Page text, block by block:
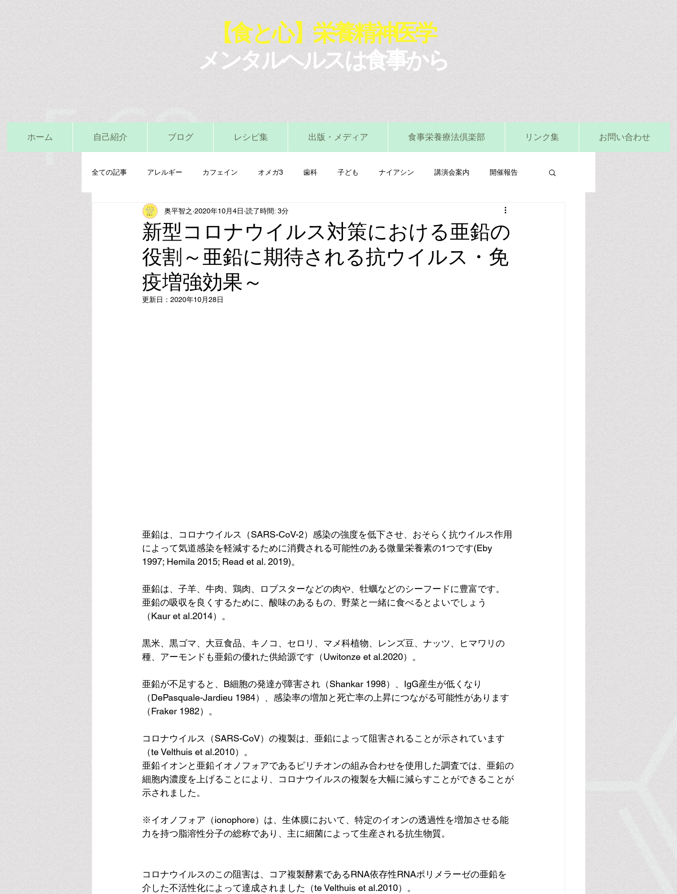
【食と心】栄養精神医学
メンタルヘルスは食事から
ホーム 自己紹介 ブログ レシピ集 出版・メディア 食事栄養療法倶楽部 リンク集 お問い合わせ
全ての記事 アレルギー カフェイン オメガ3 歯科 子ども ナイアシン 講演会案内 開催報告
栄養精神医学 鉄 亜鉛 マグネシウム
ビタミンE オキシトシン 血液栄養解析 漢方・鍼灸 食事・美容・レシピ 皮膚・腸管・グルテン・カゼイン
スポーツ・運動・睡眠 リラクゼーション
新型コロナウイルス対策における亜鉛の
役割～亜鉛に期待される抗ウイルス・免
疫増強効果～
奥平智之 2020年10月4日 読了時間: 3分
更新日： 2020年10月28日
亜鉛は、コロナウイルス（SARS-CoV-2）感染の強度を低下させ、おそらく抗ウイルス作用
によって気道感染を軽減するために消費される可能性のある微量栄養素の1つです(Eby
1997; Hemila 2015; Read et al. 2019)。
亜鉛は、子羊、牛肉、鶏肉、ロブスターなどの肉や、牡蠣などのシーフードに豊富です。
亜鉛の吸収を良くするために、酸味のあるもの、野菜と一緒に食べるとよいでしょう
（Kaur et al.2014）。
黒米、黒ゴマ、大豆食品、キノコ、セロリ、マメ科植物、レンズ豆、ナッツ、ヒマワリの
種、アーモンドも亜鉛の優れた供給源です（Uwitonze et al.2020）。
亜鉛が不足すると、B細胞の発達が障害され（Shankar 1998）、IgG産生が低くなり
（DePasquale-Jardieu 1984）、感染率の増加と死亡率の上昇につながる可能性があります
（Fraker 1982）。
コロナウイルス（SARS-CoV）の複製は、亜鉛によって阻害されることが示されています
（te Velthuis et al.2010）。
亜鉛イオンと亜鉛イオノフォアであるピリチオンの組み合わせを使用した調査では、亜鉛の
細胞内濃度を上げることにより、コロナウイルスの複製を大幅に減らすことができることが
示されました。
※イオノフォア （ionophore）は、生体膜において、特定のイオンの透過性を増加させる能
力を持つ脂溶性分子の総称であり、主に細菌によって生産される抗生物質。
コロナウイルスのこの阻害は、コア複製酵素であるRNA依存性RNAポリメラーゼの亜鉛を
介した不活性化によって達成されました（te Velthuis et al.2010）。